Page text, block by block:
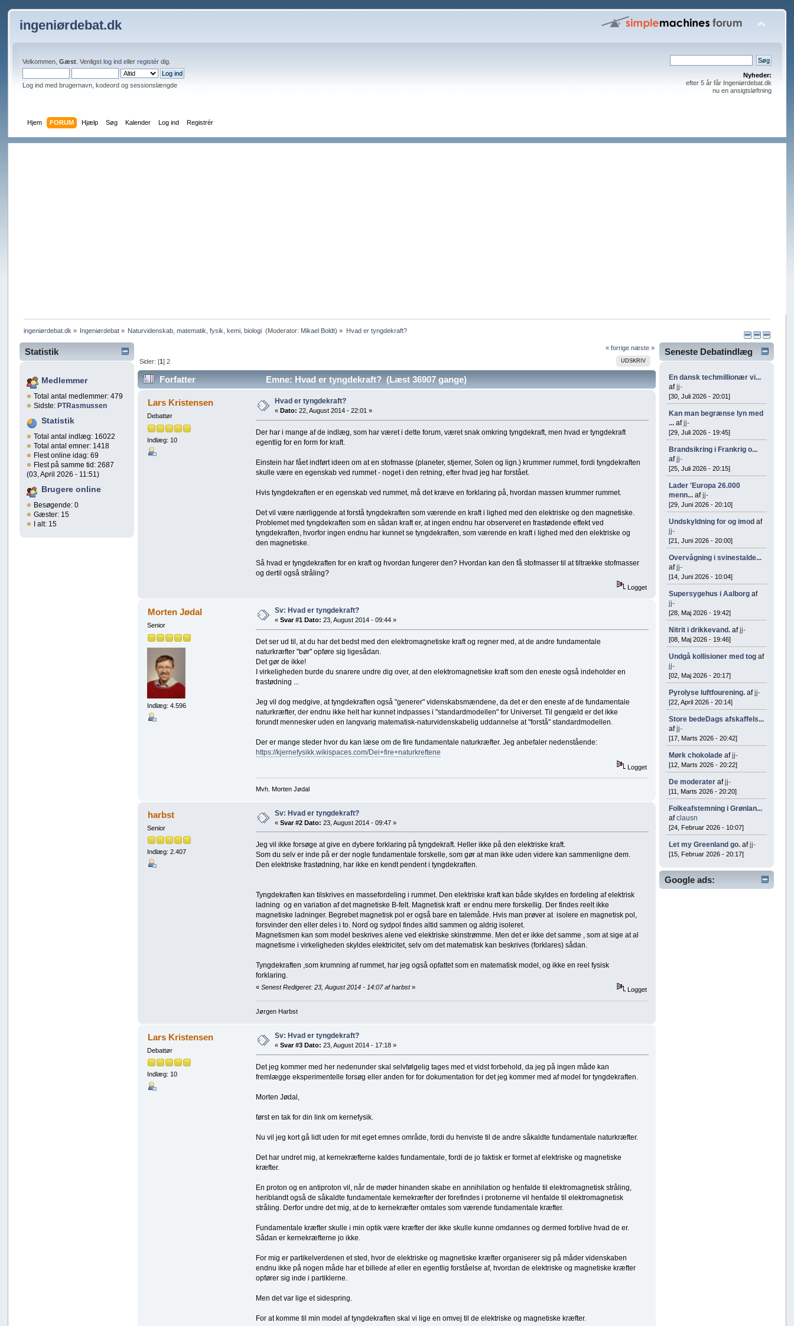
ingeniørdebat.dk
Velkommen,Gæst . Venligstlog ind ellerregistér dig.
Log ind med brugernavn, kodeord og sessionslængde
Nyheder:
efter 5 år får Ingeniørdebat.dk
nu en ansigtsløftning
Hjem FORUM Hjælp Søg Kalender Log ind Registrér
ingeniørdebat.dk » Ingeniørdebat » Naturvidenskab, matematik, fysik, kemi, biologi (Moderator: Mikael Boldt) » Hvad er tyngdekraft?
Statistik
Medlemmer
Total antal medlemmer: 479
Sidste:PTRasmussen
Statistik
Total antal indlæg: 16022
Total antal emner: 1418
Flest online idag: 69
Flest på samme tid: 2687
(03, April 2026 - 11:51)
Brugere online
Besøgende: 0
Gæster: 15
I alt: 15
« forrige næste »
UDSKRIV
Sider: [1] 2
Forfatter Emne: Hvad er tyngdekraft? (Læst 36907 gange)
Lars Kristensen
Debattør
Indlæg: 10
Hvad er tyngdekraft?
« Dato: 22, August 2014 - 22:01 »
Der har i mange af de indlæg, som har været i dette forum, været snak omkring tyngdekraft, men hvad er tyngdekraft
egentlig for en form for kraft.
Einstein har fået indført ideen om at en stofmasse (planeter, stjerner, Solen og lign.) krummer rummet, fordi tyngdekraften
skulle være en egenskab ved rummet - noget i den retning, efter hvad jeg har forstået.
Hvis tyngdekraften er en egenskab ved rummet, må det kræve en forklaring på, hvordan massen krummer rummet.
Det vil være nærliggende at forstå tyngdekraften som værende en kraft i lighed med den elektriske og den magnetiske.
Problemet med tyngdekraften som en sådan kraft er, at ingen endnu har observeret en frastødende effekt ved
tyngdekraften, hvorfor ingen endnu har kunnet se tyngdekraften, som værende en kraft i lighed med den elektriske og
den magnetiske.
Så hvad er tyngdekraften for en kraft og hvordan fungerer den? Hvordan kan den få stofmasser til at tiltrække stofmasser
og dertil også stråling?
Logget
Morten Jødal
Senior
Indlæg: 4.596
Sv: Hvad er tyngdekraft?
«Svar #1 Dato: 23, August 2014 - 09:44 »
Det ser ud til, at du har det bedst med den elektromagnetiske kraft og regner med, at de andre fundamentale
naturkræfter "bør" opføre sig ligesådan.
Det gør de ikke!
I virkeligheden burde du snarere undre dig over, at den elektromagnetiske kraft som den eneste også indeholder en
frastødning ...
Jeg vil dog medgive, at tyngdekraften også "generer" videnskabsmændene, da det er den eneste af de fundamentale
naturkræfter, der endnu ikke helt har kunnet indpasses i "standardmodellen" for Universet. Til gengæld er det ikke
forundt mennesker uden en langvarig matematisk-naturvidenskabelig uddannelse at "forstå" standardmodellen.
Der er mange steder hvor du kan læse om de fire fundamentale naturkræfter. Jeg anbefaler nedenstående:
https://kjernefysikk.wikispaces.com/Dei+fire+naturkreftene
Logget
Mvh. Morten Jødal
harbst
Senior
Indlæg: 2.407
Sv: Hvad er tyngdekraft?
«Svar #2 Dato: 23, August 2014 - 09:47 »
Jeg vil ikke forsøge at give en dybere forklaring på tyngdekraft. Heller ikke på den elektriske kraft.
Som du selv er inde på er der nogle fundamentale forskelle, som gør at man ikke uden videre kan sammenligne dem.
Den elektriske frastødning, har ikke en kendt pendent i tyngdekraften.
Tyngdekraften kan tilskrives en massefordeling i rummet. Den elektriske kraft kan både skyldes en fordeling af elektrisk
ladning og en variation af det magnetiske B-felt. Magnetisk kraft er endnu mere forskellig. Der findes reelt ikke
magnetiske ladninger. Begrebet magnetisk pol er også bare en talemåde. Hvis man prøver at isolere en magnetisk pol,
forsvinder den eller deles i to. Nord og sydpol findes altid sammen og aldrig isoleret.
Magnetismen kan som model beskrives alene ved elektriske skinstrømme. Men det er ikke det samme , som at sige at al
magnetisme i virkeligheden skyldes elektricitet, selv om det matematisk kan beskrives (forklares) sådan.
Tyngdekraften ,som krumning af rummet, har jeg også opfattet som en matematisk model, og ikke en reel fysisk
forklaring.
«Senest Redigeret: 23, August 2014 - 14:07 af harbst» Logget
Jørgen Harbst
Lars Kristensen
Debattør
Indlæg: 10
Sv: Hvad er tyngdekraft?
«Svar #3 Dato: 23, August 2014 - 17:18 »
Det jeg kommer med her nedenunder skal selvfølgelig tages med et vidst forbehold, da jeg på ingen måde kan
fremlægge eksperimentelle forsøg eller anden for for dokumentation for det jeg kommer med af model for tyngdekraften.
Morten Jødal,
først en tak for din link om kernefysik.
Nu vil jeg kort gå lidt uden for mit eget emnes område, fordi du henviste til de andre såkaldte fundamentale naturkræfter.
Det har undret mig, at kernekræfterne kaldes fundamentale, fordi de jo faktisk er formet af elektriske og magnetiske
kræfter.
En proton og en antiproton vil, når de møder hinanden skabe en annihilation og henfalde til elektromagnetisk stråling,
heriblandt også de såkaldte fundamentale kernekræfter der forefindes i protonerne vil henfalde til elektromagnetisk
stråling. Derfor undre det mig, at de to kernekræfter omtales som værende fundamentale kræfter.
Fundamentale kræfter skulle i min optik være kræfter der ikke skulle kunne omdannes og dermed forblive hvad de er.
Sådan er kernekræfterne jo ikke.
For mig er partikelverdenen et sted, hvor de elektriske og magnetiske kræfter organiserer sig på måder videnskaben
endnu ikke på nogen måde har et billede af eller en egentlig forståelse af, hvordan de elektriske og magnetiske kræfter
opfører sig inde i partiklerne.
Men det var lige et sidespring.
For at komme til min model af tyngdekraften skal vi lige en omvej til de elektriske og magnetiske kræfter.
Seneste Debatindlæg
En dansk techmillionær vi...
afjj-
[30, Juli 2026 - 20:01]
Kan man begrænse lyn med
... afjj-
[29, Juli 2026 - 19:45]
Brandsikring i Frankrig o...
afjj-
[25, Juli 2026 - 20:15]
Lader 'Europa 26.000
menn... afjj-
[29, Juni 2026 - 20:10]
Undskyldning for og imod af
jj-
[21, Juni 2026 - 20:00]
Overvågning i svinestalde...
afjj-
[14, Juni 2026 - 10:04]
Supersygehus i Aalborg af
jj-
[28, Maj 2026 - 19:42]
Nitrit i drikkevand. afjj-
[08, Maj 2026 - 19:46]
Undgå kollisioner med tog af
jj-
[02, Maj 2026 - 20:17]
Pyrolyse luftfourening. afjj-
[22, April 2026 - 20:14]
Store bedeDags afskaffels...
afjj-
[17, Marts 2026 - 20:42]
Mørk chokolade afjj-
[12, Marts 2026 - 20:22]
De moderater afjj-
[11, Marts 2026 - 20:20]
Folkeafstemning i Grønlan...
afclausn
[24, Februar 2026 - 10:07]
Let my Greenland go. afjj-
[15, Februar 2026 - 20:17]
Google ads: